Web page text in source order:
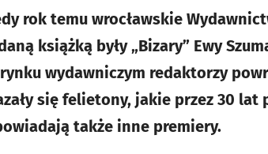
rok temu wrocławskie
książką były „Bizary” Ewy
wydawniczym redaktorzy
się felietony, jakie przez 30 lat
także inne premiery.